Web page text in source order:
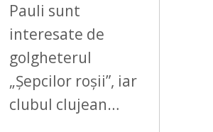
Pauli sunt
interesate de
golgheterul
„Șepcilor roșii”, iar
clubul clujean…